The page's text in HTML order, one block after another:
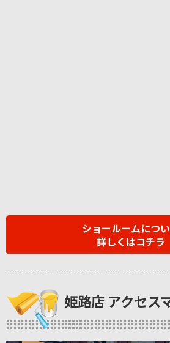
ショールームにつ
詳しくはコチラ
姫路店 アクセス